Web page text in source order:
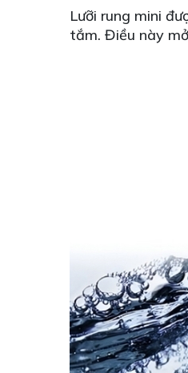
Lưỡi rung mini
tắm. Điều này